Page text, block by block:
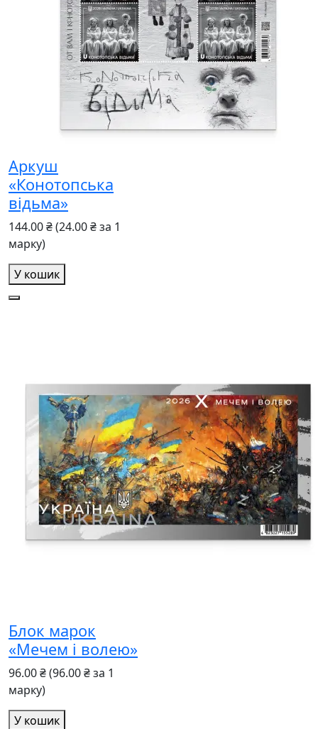
Аркуш
«Конотопська
відьма»
144.00 ₴(24.00 ₴ за 1
марку)
У кошик
Блок марок
«Мечем і волею»
96.00 ₴(96.00 ₴ за 1
марку)
У кошик